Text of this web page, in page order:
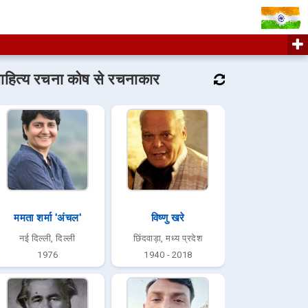
रचना कोष से रचनाकार
ममता शर्मा 'अंचल'
नई दिल्ली, दिल्ली
1976
विष्णु खरे
छिंदवाड़ा, मध्य प्रदेश
1940 - 2018